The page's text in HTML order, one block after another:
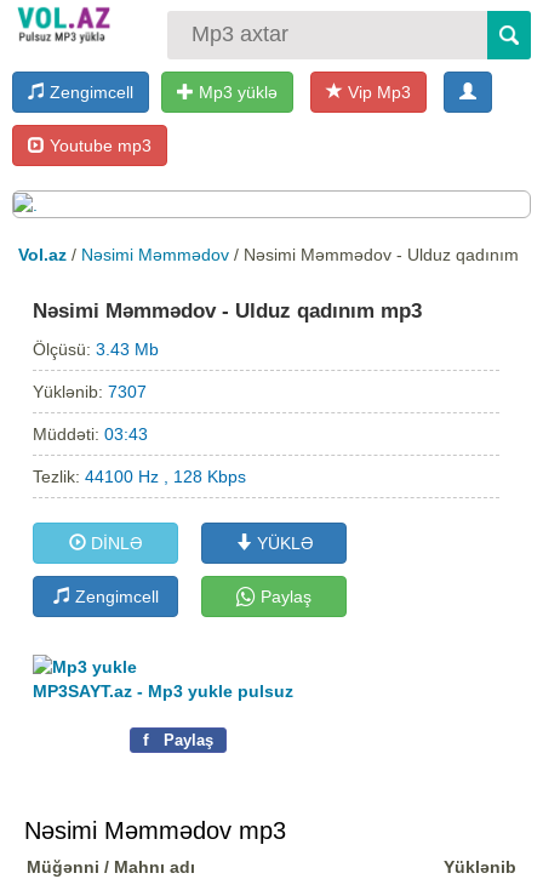
Zengimcell Mp3 yüklə Vip Mp3
Youtube mp3
Vol.az / Nəsimi Məmmədov / Nəsimi Məmmədov - Ulduz qadınım
Nəsimi Məmmədov - Ulduz qadınım mp3
Ölçüsü:3.43 Mb
Yüklənib:7307
Müddəti:03:43
Tezlik:44100 Hz , 128 Kbps
DİNLƏ YÜKLƏ
Zengimcell Paylaş
MP3SAYT.az - Mp3 yukle pulsuz
f Paylaş
Nəsimi Məmmədov mp3
Müğənni / Mahnı adı
Yüklənib